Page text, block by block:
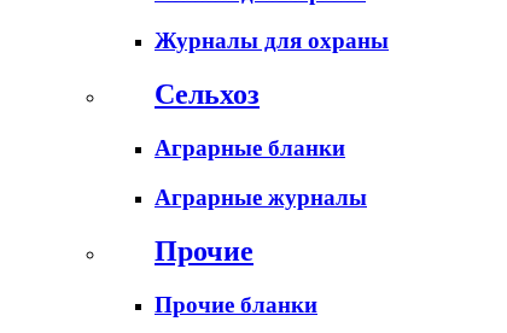
Журналы для охраны
Сельхоз
Аграрные бланки
Аграрные журналы
Прочие
Прочие бланки